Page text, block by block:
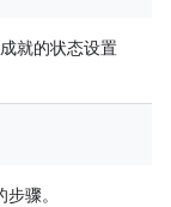
就的状态设置
骤。